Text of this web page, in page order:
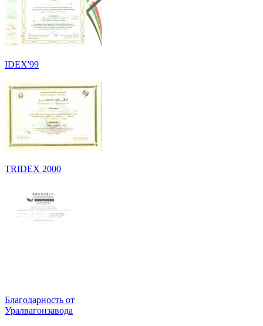
IDEX'99
TRIDEX 2000
Благодарность от
Уралвагонзавода